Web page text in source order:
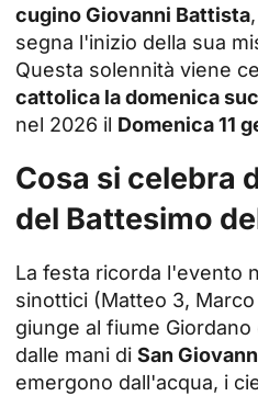
cuginoGiovanni Battista
segna l'inizio della sua
Questa solennità viene
cattolica la domenica
nel 2026 il Domenica 11
Cosa si celebra
del Battesimo
La festa ricorda l'evento
sinottici (Matteo 3, Marco
giunge al fiume
dalle mani di San
emergono dall'acqua, i